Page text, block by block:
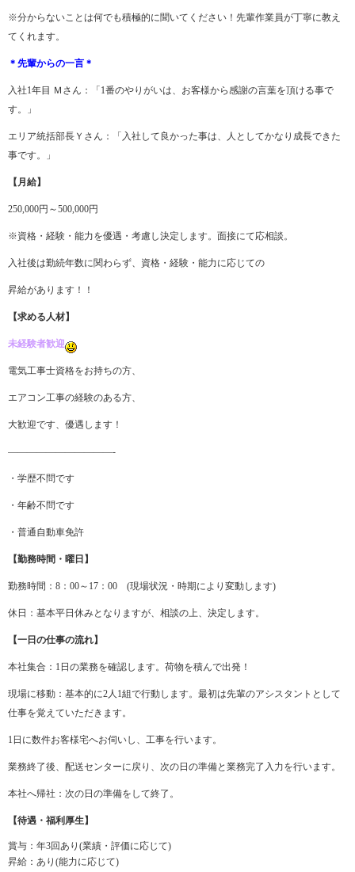
※分からないことは何でも積極的に聞いてください！先輩作業員が丁寧に教え
てくれます。
＊先輩からの一言＊
入社1年目 Ｍさん：「1番のやりがいは、お客様から感謝の言葉を頂ける事で
す。」
エリア統括部長Ｙさん：「入社して良かった事は、人としてかなり成長できた
事です。」
【月給】
250,000円～500,000円
※資格・経験・能力を優遇・考慮し決定します。面接にて応相談。
入社後は勤続年数に関わらず、資格・経験・能力に応じての
昇給があります！！
【求める人材】
未経験者歓迎
電気工事士資格をお持ちの方、
エアコン工事の経験のある方、
大歓迎です、優遇します！
———————————-
・学歴不問です
・年齢不問です
・普通自動車免許
【勤務時間・曜日】
勤務時間：8：00～17：00 (現場状況・時期により変動します)
休日：基本平日休みとなりますが、相談の上、決定します。
【一日の仕事の流れ】
本社集合：1日の業務を確認します。荷物を積んで出発！
現場に移動：基本的に2人1組で行動します。最初は先輩のアシスタントとして
仕事を覚えていただきます。
1日に数件お客様宅へお伺いし、工事を行います。
業務終了後、配送センターに戻り、次の日の準備と業務完了入力を行います。
本社へ帰社：次の日の準備をして終了。
【待遇・福利厚生】
賞与：年3回あり(業績・評価に応じて)
昇給：あり(能力に応じて)